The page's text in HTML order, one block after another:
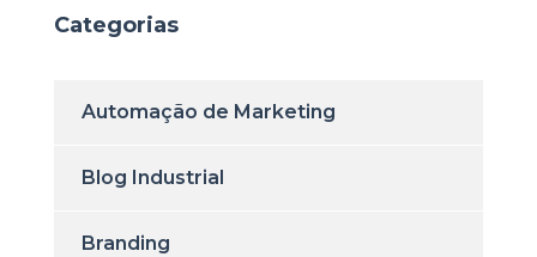
Categorias
Automação de Marketing
Blog Industrial
Branding